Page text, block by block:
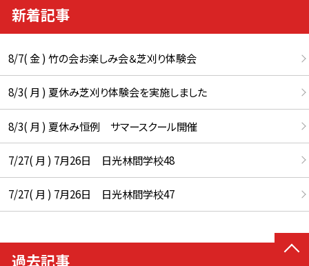
新着記事
8/7( 金 ) 竹の会お楽しみ会＆芝刈り体験会
8/3( 月 ) 夏休み芝刈り体験会を実施しました
8/3( 月 ) 夏休み恒例 サマースクール開催
7/27( 月 ) 7月26日 日光林間学校48
7/27( 月 ) 7月26日 日光林間学校47
過去記事